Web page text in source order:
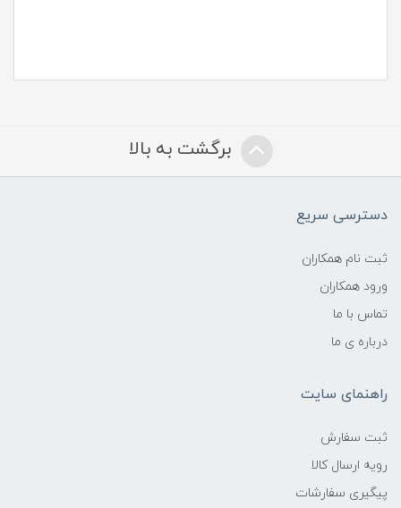
برگشت به بالا
دسترسی سریع
ثبت نام همکاران
ورود همکاران
تماس با ما
درباره ی ما
راهنمای سایت
ثبت سفارش
رویه ارسال کالا
پیگیری سفارشات